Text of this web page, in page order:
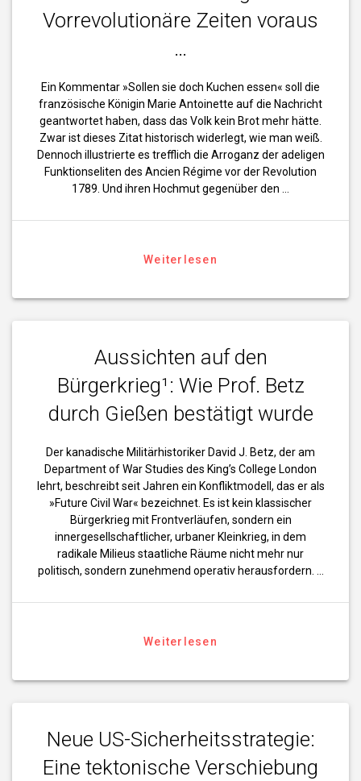
Vorrevolutionäre Zeiten voraus
…
Ein Kommentar »Sollen sie doch Kuchen essen« soll die
französische Königin Marie Antoinette auf die Nachricht
geantwortet haben, dass das Volk kein Brot mehr hätte.
Zwar ist dieses Zitat historisch widerlegt, wie man weiß.
Dennoch illustrierte es trefflich die Arroganz der adeligen
Funktionseliten des Ancien Régime vor der Revolution
1789. Und ihren Hochmut gegenüber den …
Weiterlesen
Aussichten auf den
Bürgerkrieg¹: Wie Prof. Betz
durch Gießen bestätigt wurde
Der kanadische Militärhistoriker David J. Betz, der am
Department of War Studies des King’s College London
lehrt, beschreibt seit Jahren ein Konfliktmodell, das er als
»Future Civil War« bezeichnet. Es ist kein klassischer
Bürgerkrieg mit Frontverläufen, sondern ein
innergesellschaftlicher, urbaner Kleinkrieg, in dem
radikale Milieus staatliche Räume nicht mehr nur
politisch, sondern zunehmend operativ herausfordern. …
Weiterlesen
Neue US-Sicherheitsstrategie:
Eine tektonische Verschiebung